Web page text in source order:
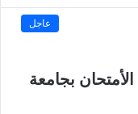
عاجل
الأمتحان بجامعة